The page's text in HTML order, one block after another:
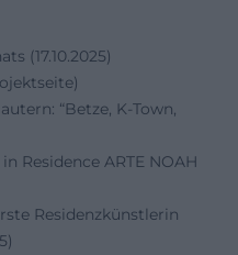
(17.10.2025)
“Betze, K‑Town,
Residence ARTE NOAH
Residenzkünstlerin